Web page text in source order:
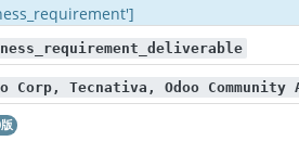
Corp, Tecnativa, Odoo Community